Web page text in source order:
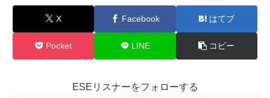
X Facebook はてブ
Pocket LINE コピー
ESEリスナーをフォローする